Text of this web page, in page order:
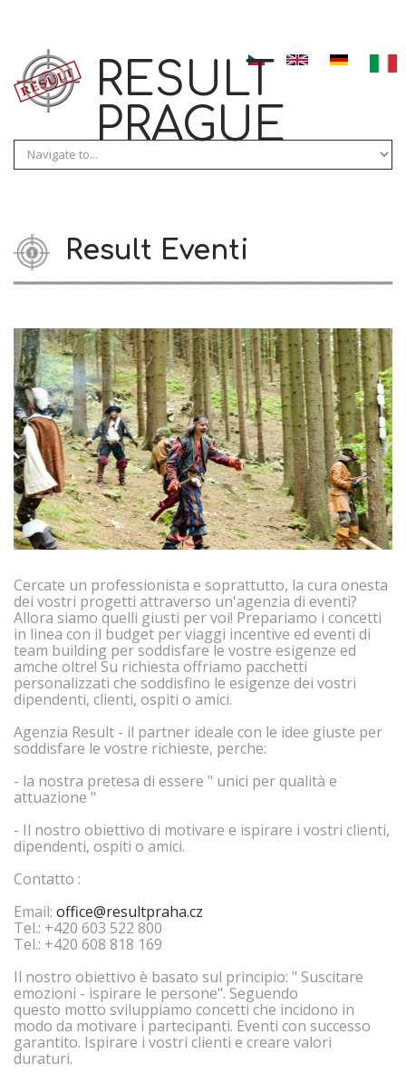
RESULT
PRAGUE
Result Eventi
Cercate un professionista e soprattutto, la cura onesta
dei vostri progetti attraverso un'agenzia di eventi?
Allora siamo quelli giusti per voi! Prepariamo i concetti
in linea con il budget per viaggi incentive ed eventi di
team building per soddisfare le vostre esigenze ed
amche oltre! Su richiesta offriamo pacchetti
personalizzati che soddisfino le esigenze dei vostri
dipendenti, clienti, ospiti o amici.
Agenzia Result - il partner ideale con le idee giuste per
soddisfare le vostre richieste, perche:
- la nostra pretesa di essere " unici per qualità e
attuazione "
- Il nostro obiettivo di motivare e ispirare i vostri clienti,
dipendenti, ospiti o amici.
Contatto :
Email: office@resultpraha.cz
Tel.: +420 603 522 800
Tel.: +420 608 818 169
Il nostro obiettivo è basato sul principio: " Suscitare
emozioni - ispirare le persone". Seguendo
questo motto sviluppiamo concetti che incidono in
modo da motivare i partecipanti. Eventi con successo
garantito. Ispirare i vostri clienti e creare valori
duraturi.